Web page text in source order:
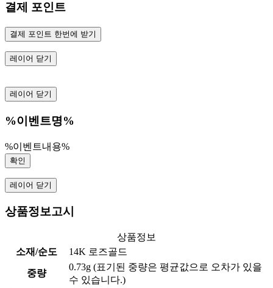
결제 포인트
결제 포인트 한번에 받기
레이어 닫기
레이어 닫기
%이벤트명%
%이벤트내용%
확인
레이어 닫기
상품정보고시
상품정보
소재/순도
14K 로즈골드
중량
0.73g (표기된 중량은 평균값으로 오차가 있을
수 있습니다.)